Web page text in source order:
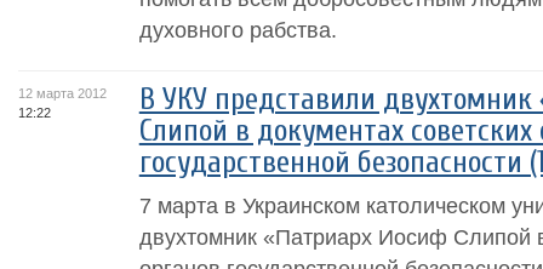
духовного рабства.
12 марта 2012
12:22
В УКУ представили
Слипой в документах советских
государственной безопасности
7 марта в Украинском католическом
двухтомник «Патриарх Иосиф Слипой